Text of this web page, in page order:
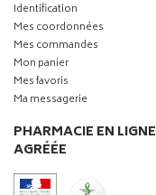
Identification
Mes coordonnées
Mes commandes
Mon panier
Mes favoris
Ma messagerie
PHARMACIE EN LIGNE
AGRÉÉE